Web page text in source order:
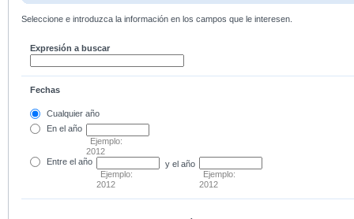
Seleccione e introduzca la información en los campos que le interesen.
Expresión a buscar
Fechas
Cualquier año
En el año
Ejemplo:
2012
Entre el año
Ejemplo:
2012
y el año
Ejemplo:
2012